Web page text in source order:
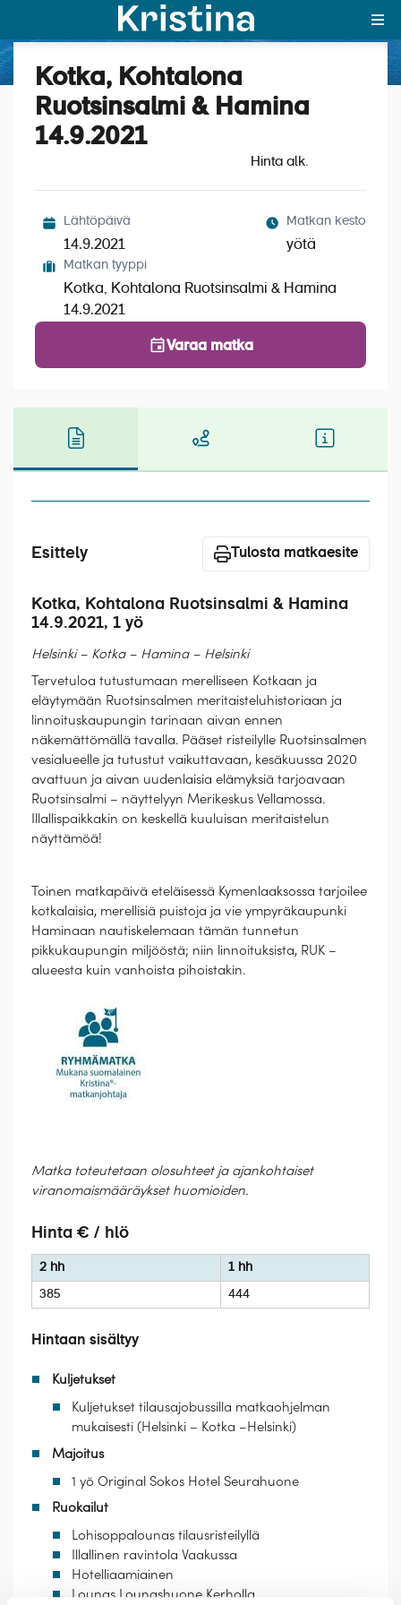
MAJAKKA-portaali
Suosikit
OTA YHTEYTTÄ
Kohteet
Matkatyypit
Matkakalenteri
Laivat
Hyvä tietää
Katso kuvat (6)
Kotka, Kohtalona
Ruotsinsalmi & Hamina
14.9.2021
Hinta alk.
Lähtöpäivä
14.9.2021
Matkan kesto
yötä
Matkan tyyppi
Kotka, Kohtalona Ruotsinsalmi & Hamina
14.9.2021
Varaa matka
Esittely Tulosta matkaesite
Kotka, Kohtalona Ruotsinsalmi & Hamina
14.9.2021, 1 yö
Helsinki – Kotka – Hamina – Helsinki
Tervetuloa tutustumaan merelliseen Kotkaan ja
eläytymään Ruotsinsalmen meritaisteluhistoriaan ja
linnoituskaupungin tarinaan aivan ennen
näkemättömällä tavalla. Pääset risteilylle Ruotsinsalmen
vesialueelle ja tutustut vaikuttavaan, kesäkuussa 2020
avattuun ja aivan uudenlaisia elämyksiä tarjoavaan
Ruotsinsalmi – näyttelyyn Merikeskus Vellamossa.
Illallispaikkakin on keskellä kuuluisan meritaistelun
näyttämöä!
Toinen matkapäivä eteläisessä Kymenlaaksossa tarjoilee
kotkalaisia, merellisiä puistoja ja vie ympyräkaupunki
Haminaan nautiskelemaan tämän tunnetun
pikkukaupungin miljööstä; niin linnoituksista, RUK –
alueesta kuin vanhoista pihoistakin.
Matka toteutetaan olosuhteet ja ajankohtaiset
viranomaismääräykset huomioiden.
Hinta € / hlö
2 hh 1 hh
385 444
Hintaan sisältyy
Kuljetukset
Kuljetukset tilausajobussilla matkaohjelman
mukaisesti (Helsinki – Kotka –Helsinki)
Majoitus
1 yö Original Sokos Hotel Seurahuone
Ruokailut
Lohisoppalounas tilausristeilyllä
Illallinen ravintola Vaakussa
Hotelliaamiainen
Lounas Lounashuone Kerholla